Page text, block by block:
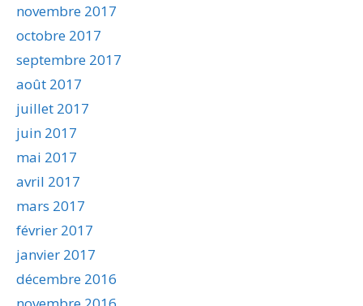
novembre 2017
octobre 2017
septembre 2017
août 2017
juillet 2017
juin 2017
mai 2017
avril 2017
mars 2017
février 2017
janvier 2017
décembre 2016